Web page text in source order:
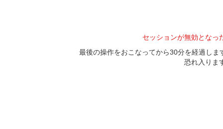
セッションが無効となっ
最後の操作をおこなってから30分を経過し
恐れ入りま